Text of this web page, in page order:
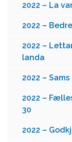
2022 – La
2022 –
2022 –
landa
2022 –
2022 –
30
2022 –